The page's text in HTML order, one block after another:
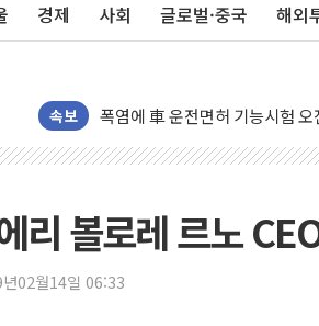
경제 사회 글로벌·중국 해외
속보
강원 중·남부 동해안 시간당
청양 밭에서 일하던 90대 숨져
李대통령, 'ISA·주가누르기 방
'호우 특보' 경북 울진 시간당
오세훈 "용산공원 주택 검토, 민
충북 주말 무더위 지속…청주·진
10월 보완수사권 폐지·공소청
한상협, 업계 개인정보 보안 새
리 볼로레 르노
02월14일 06:33